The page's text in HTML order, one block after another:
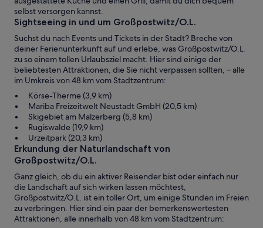
selbst versorgen kannst.
Sightseeing in und um Großpostwitz/O.L.
Suchst du nach Events und Tickets in der Stadt? Breche von
deiner Ferienunterkunft auf und erlebe, was Großpostwitz/O.L.
zu so einem tollen Urlaubsziel macht. Hier sind einige der
beliebtesten Attraktionen, die Sie nicht verpassen sollten, – alle
im Umkreis von 48 km vom Stadtzentrum:
Körse-Therme (3,9 km)
Mariba Freizeitwelt Neustadt GmbH (20,5 km)
Skigebiet am Malzerberg (5,8 km)
Rugiswalde (19,9 km)
Urzeitpark (20,3 km)
Erkundung der Naturlandschaft von
Großpostwitz/O.L.
Ganz gleich, ob du ein aktiver Reisender bist oder einfach nur
die Landschaft auf sich wirken lassen möchtest,
Großpostwitz/O.L. ist ein toller Ort, um einige Stunden im Freien
zu verbringen. Hier sind ein paar der bemerkenswertesten
Attraktionen, alle innerhalb von 48 km vom Stadtzentrum: